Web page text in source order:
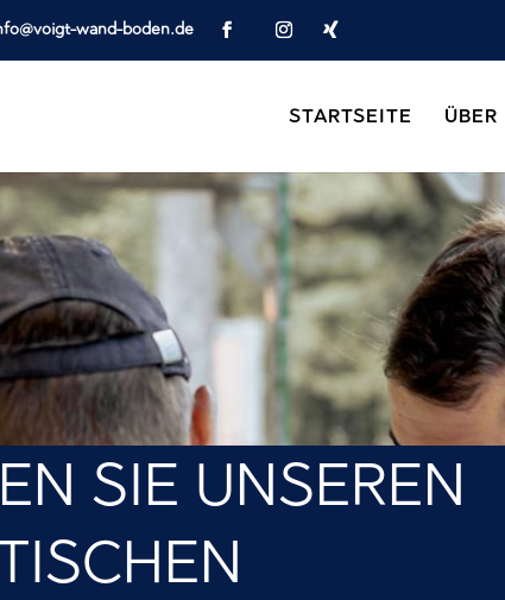
wand-boden.de
STARTSEITE ÜBER
SIE UNSEREN